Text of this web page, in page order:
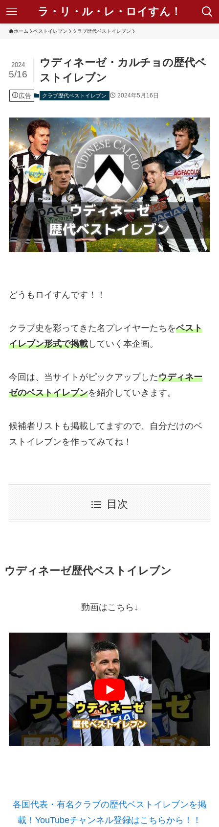
ラ・リ・ル・レ・ロイすん！
ホーム ベストイレブン クラブ歴代ベストイレブン
ウディネーゼ・カルチョの歴代ベ
ストイレブン
2024
5/16
広告 クラブ歴代ベストイレブン 2024年5月16日
どうもロイすんです！！
クラブ史を彩ってきた名プレイヤーたちをベスト
イレブン形式で掲載していく本企画。
今回は、当サイトがピックアップしたウディネー
ゼのベストイレブンを紹介していきます。
候補者リストも掲載 してますので、自分だけのベ
ストイレブンを作ってみてね！
目次
ウディネーゼ歴代ベストイレブン
動画はこちら↓
各国代表・有名クラブの歴代ベストイレブンを掲
載！YouTubeチャンネル登録はこちらから！！